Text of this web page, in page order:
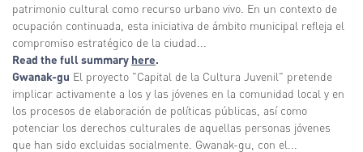
patrimonio cultural como recurso urbano vivo. En un contexto de
ocupación continuada, esta iniciativa de ámbito municipal refleja el
compromiso estratégico de la ciudad...
Read the full summary here.
Gwanak-gu El proyecto "Capital de la Cultura Juvenil" pretende
implicar activamente a los y las jóvenes en la comunidad local y en
los procesos de elaboración de políticas públicas, así como
potenciar los derechos culturales de aquellas personas jóvenes
que han sido excluidas socialmente. Gwanak-gu, con el...